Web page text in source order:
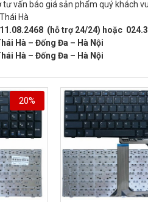
vấn báo giá sản phẩm quý khách
Hà
(hỗ trợ 24/24) hoặc
Hà – Đống Đa – Hà Nội
Hà – Đống Đa – Hà Nội
20%